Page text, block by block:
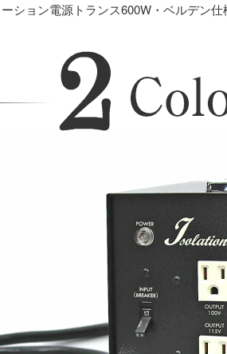
ション電源トランス600W・ベルデン仕